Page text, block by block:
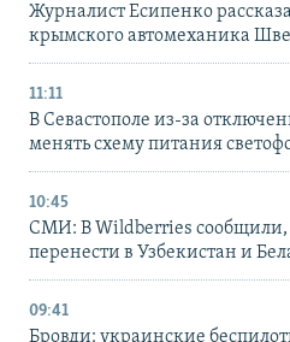
Журналист Есипенко
крымского автомеханика
11:11
В Севастополе из-за
менять схему питания
10:45
СМИ: В Wildberries сообщили,
перенести в Узбекистан и
09:41
Бровди: украинские